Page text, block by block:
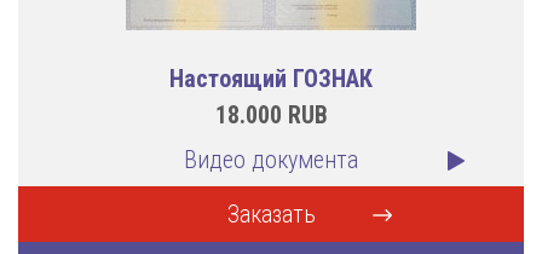
Настоящий ГОЗНАК
18.000 RUB
Видео документа
Заказать